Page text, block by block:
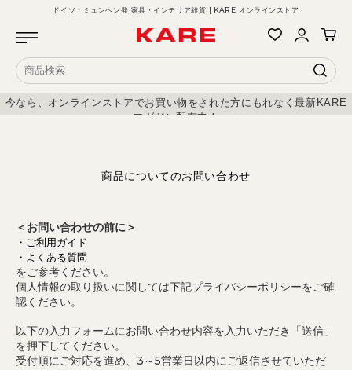
ドイツ・ミュンヘン発 家具・インテリア雑貨 | KARE オンラインストア
今なら、オンラインストアでお買い物をされた方にもれなく最新KARE
マガジン配布中！
商品についてのお問い合わせ
＜お問い合わせの前に＞
・ ご利用ガイド
・ よくある質問
をご参考ください。
個人情報の取り扱いに関しては下記プライバシーポリシーをご確
認ください。
以下の入力フォームにお問い合わせ内容を入力いただき「送信」
を押下してください。
受付順にご対応を進め、3～5営業日以内にご返信させていただ